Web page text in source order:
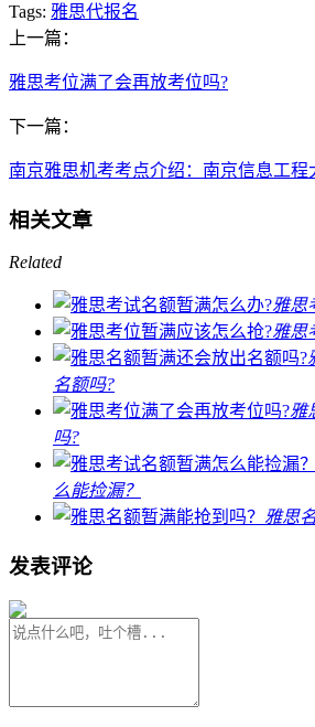
Tags: 雅思代报名
上一篇：
雅思考位满了会再放考位吗?
下一篇：
南京雅思机考考点介绍：南京信息工程
相关文章
Related
雅思
雅思
名额吗?
雅
吗?
么能捡漏？
雅思
发表评论